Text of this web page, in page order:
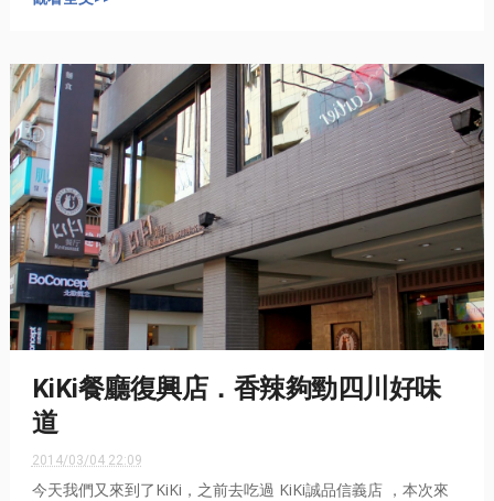
KiKi餐廳復興店．香辣夠勁四川好味
道
2014/03/04 22:09
今天我們又來到了KiKi，之前去吃過 KiKi誠品信義店 ，本次來